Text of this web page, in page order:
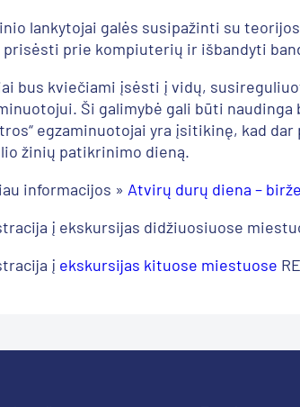
lankytojai galės susipažinti su
prisėsti prie kompiuterių ir išbandyti
bus kviečiami įsėsti į vidų,
Ši galimybė gali būti
egzaminuotojai yra įsitikinę, kad
žinių patikrinimo dieną.
informacijos » Atvirų durų diena –
į ekskursijas didžiuosiuose
į ekskursijas kituose miestuose